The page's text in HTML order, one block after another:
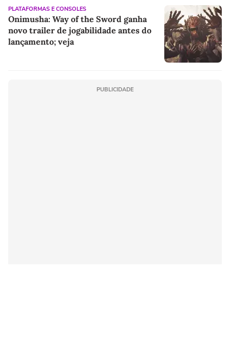
PLATAFORMAS E CONSOLES
Onimusha: Way of the Sword ganha
novo trailer de jogabilidade antes do
lançamento; veja
PUBLICIDADE